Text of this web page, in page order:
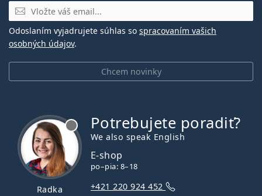
E-mail
Chcem novinky
Odoslaním vyjadrujete súhlas so spracovaním vašich
osobných údajov.
Radka
Potrebujete poradiť?
We also speak English
E-shop
po–pia: 8–18
+421 220 924 452